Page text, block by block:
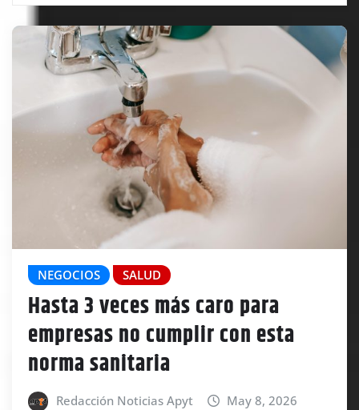
NEGOCIOS SALUD
Hasta 3 veces más caro para
empresas no cumplir con esta
norma sanitaria
Redacción Noticias Apyt
May 8, 2026